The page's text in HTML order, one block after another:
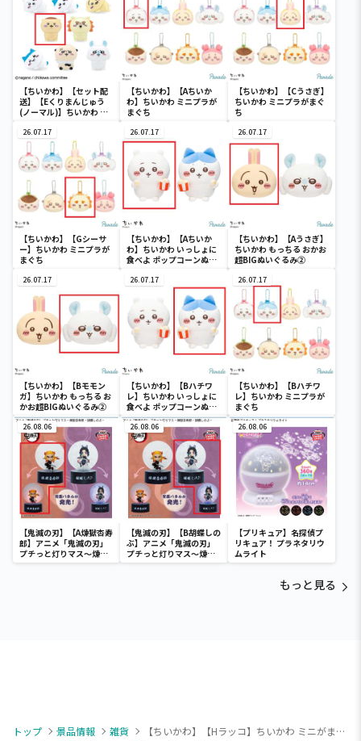
【ちいかわ】【セット配
送】【Eくりまんじゅう
(ノーマル)】ちいかわ イ
４
【ちいかわ】【Aちいか
わ】ちいかわ ミニプラが
まぐち
【ちいかわ】【Cうさぎ】
ちいかわ ミニプラがまぐ
ち
26.07.17
【ちいかわ】【Gシーサ
ー】ちいかわ ミニプラが
まぐち
26.07.17
【ちいかわ】【Aちいか
わ】ちいかわ いっしょに
食べよ ポップコーンぬい
26.07.17
【ちいかわ】【Aうさぎ】
ちいかわ もっちる おかお
超BIGぬいぐるみ②
26.07.17
【ちいかわ】【Bモモン
ガ】ちいかわ もっちる お
かお超BIGぬいぐるみ②
26.07.17
【ちいかわ】【Bハチワ
レ】ちいかわ いっしょに
食べよ ポップコーンぬい
ぐるみ
26.07.17
【ちいかわ】【Bハチワ
レ】ちいかわ ミニプラが
まぐち
26.08.06
【鬼滅の刃】【A煉獄杏寿
郎】アニメ「鬼滅の刃」
プチっと灯りマス～煉獄
杏寿郎・胡蝶しのぶ～
26.08.06
【鬼滅の刃】【B胡蝶しの
ぶ】アニメ「鬼滅の刃」
プチっと灯りマス～煉獄
杏寿郎・胡蝶しのぶ～
26.08.06
【プリキュア】名探偵プ
リキュア！ プラネタリウ
ムライト
もっと見る
トップ 景品情報 雑貨
【ちいかわ】【Hラッコ】ちいかわ ミニがま口ポーチ